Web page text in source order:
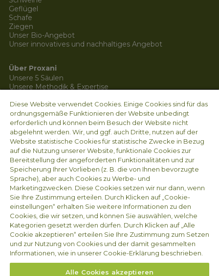
Geflügel
Schafe
Ziegen
Unser Bio-Angebot
Unser innovatives und nachhaltiges Angebot
Über Proxani
Unsere 5 Säulen
Unsere Methodik & Expertise
Arvesta
Arbeiten bei Proxani
Contact
Nieuws
Impressum
Arvesta Animal Nutrition BV
Aarschotsesteenweg 84
3012 Wilsele
BELGIEN
Unternehmensnummer MWST BE 1008.655.587
Folgen sie uns
Diese Website verwendet Cookies. Einige Cookies sind für das
ordnungsgemäße Funktionieren der Website unbedingt
erforderlich und können beim Besuch der Website nicht
abgelehnt werden. Wir, und ggf. auch Dritte, nutzen auf der
Website statistische Cookies für statistische Zwecke in Bezug
auf die Nutzung unserer Website, funktionale Cookies zur
Bereitstellung der angeforderten Funktionalitäten und zur
Speicherung Ihrer Vorlieben (z. B. die von Ihnen bevorzugte
Sprache), aber auch Cookies zu Werbe- und
Marketingzwecken. Diese Cookies setzen wir nur dann, wenn
Sie Ihre Zustimmung erteilen. Durch Klicken auf „Cookie-
einstellungen“ erhalten Sie weitere Informationen zu den
Cookies, die wir setzen, und können Sie auswählen, welche
Kategorien gesetzt werden dürfen. Durch Klicken auf „Alle
Cookie akzeptieren“ erteilen Sie Ihre Zustimmung zum Setzen
und zur Nutzung von Cookies und der damit gesammelten
Informationen, wie in unserer Cookie-Erklärung beschrieben.
Alle Cookies akzeptieren